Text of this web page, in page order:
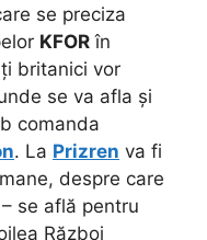
se preciza
KFOR în
britanici vor
se va afla și
comanda
. La Prizren va fi
despre care
se află pentru
Război